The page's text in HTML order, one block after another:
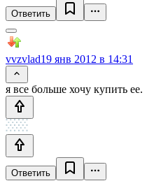
Ответить
vvzvlad19 янв 2012 в 14:31
я все больше хочу купить ее.
Ответить